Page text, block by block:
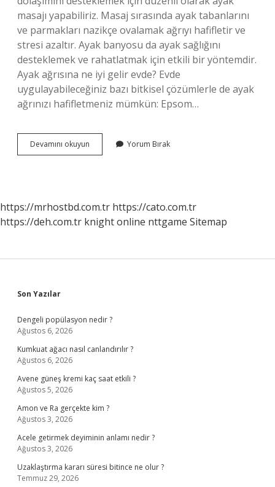
masajı yapabiliriz. Masaj sırasında ayak tabanlarını
ve parmakları nazikçe ovalamak ağrıyı hafifletir ve
stresi azaltır. Ayak banyosu da ayak sağlığını
desteklemek ve rahatlatmak için etkili bir yöntemdir.
Ayak ağrısına ne iyi gelir evde? Evde
uygulayabileceğiniz bazı bitkisel çözümlerle de ayak
ağrınızı hafifletmeniz mümkün: Epsom…
Devamını okuyun
Yorgunluğu
Yorum Bırak
https://mrhostbd.com.tr https://cato.com.tr
https://deh.com.tr knight online nttgame Sitemap
Sidebar
Son Yazılar
Dengeli popülasyon nedir ?
Ağustos 6, 2026
Kumkuat ağacı nasıl canlandırılır ?
Ağustos 6, 2026
Avene güneş kremi kaç saat etkili ?
Ağustos 5, 2026
Amon ve Ra gerçekte kim ?
Ağustos 3, 2026
Acele getirmek deyiminin anlamı nedir ?
Ağustos 3, 2026
Uzaklaştırma kararı süresi bitince ne olur ?
Temmuz 29, 2026